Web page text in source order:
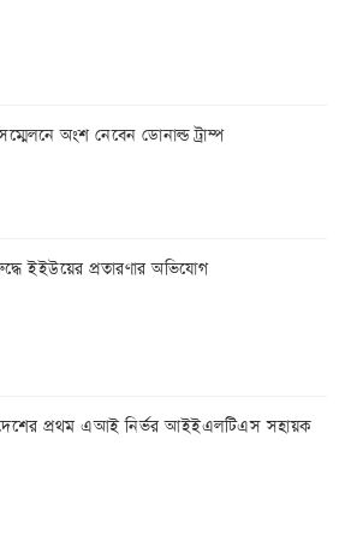
অংশ নেবেন ডোনাল্ড ট্রাম্প
ইইউয়ের প্রতারণার অভিযোগ
প্রথম এআই নির্ভর আইইএলটিএস সহায়ক